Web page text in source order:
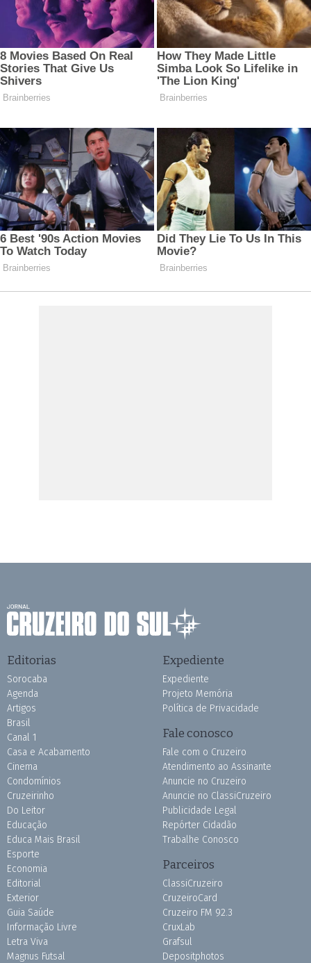
Editorias
Sorocaba
Agenda
Artigos
Brasil
Canal 1
Casa e Acabamento
Cinema
Condomínios
Cruzeirinho
Do Leitor
Educação
Educa Mais Brasil
Esporte
Economia
Editorial
Exterior
Guia Saúde
Informação Livre
Letra Viva
Magnus Futsal
Expediente
Expediente
Projeto Memória
Política de Privacidade
Fale conosco
Fale com o Cruzeiro
Atendimento ao Assinante
Anuncie no Cruzeiro
Anuncie no ClassiCruzeiro
Publicidade Legal
Repórter Cidadão
Trabalhe Conosco
Parceiros
ClassiCruzeiro
CruzeiroCard
Cruzeiro FM 92.3
CruxLab
Grafsul
Depositphotos